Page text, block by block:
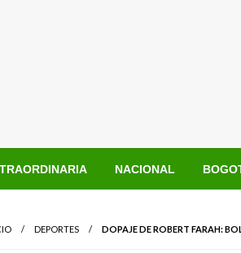
NACIONAL
DEPORTES DOPAJE DE ROBERT FARAH: